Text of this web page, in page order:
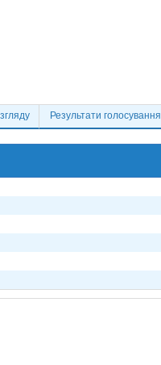
Результати голосування